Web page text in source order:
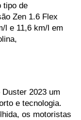
tipo de
Zen 1.6 Flex
l e 11,6 km/l em
2023 um
e tecnologia.
os motoristas